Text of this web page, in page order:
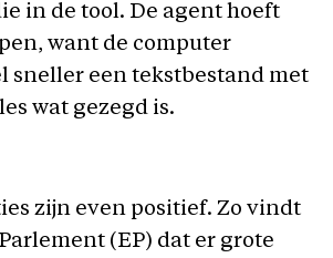
in de tool. De agent hoeft
want de computer
sneller een tekstbestand met
wat gezegd is.
zijn even positief. Zo vindt
(EP) dat er grote